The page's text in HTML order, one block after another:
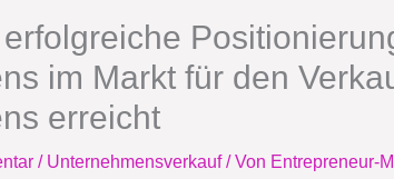
im Markt für den
erreicht
/ Unternehmensverkauf/ Von Entrepreneur-